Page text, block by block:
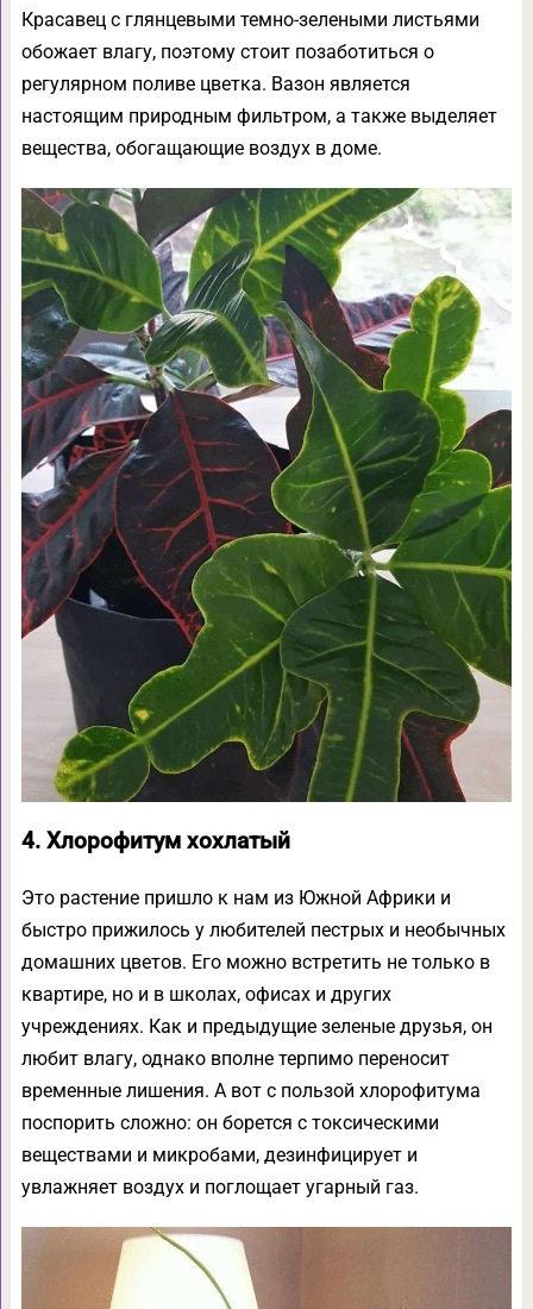
Красавец с глянцевыми темно-зелеными листьями
обожает влагу, поэтому стоит позаботиться о
регулярном поливе цветка. Вазон является
настоящим природным фильтром, а также выделяет
вещества, обогащающие воздух в доме.
4. Хлорофитум хохлатый
Это растение пришло к нам из Южной Африки и
быстро прижилось у любителей пестрых и необычных
домашних цветов. Его можно встретить не только в
квартире, но и в школах, офисах и других
учреждениях. Как и предыдущие зеленые друзья, он
любит влагу, однако вполне терпимо переносит
временные лишения. А вот с пользой хлорофитума
поспорить сложно: он борется с токсическими
веществами и микробами, дезинфицирует и
увлажняет воздух и поглощает угарный газ.